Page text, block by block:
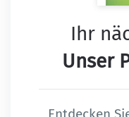
Ihr
Unser
Entdecken